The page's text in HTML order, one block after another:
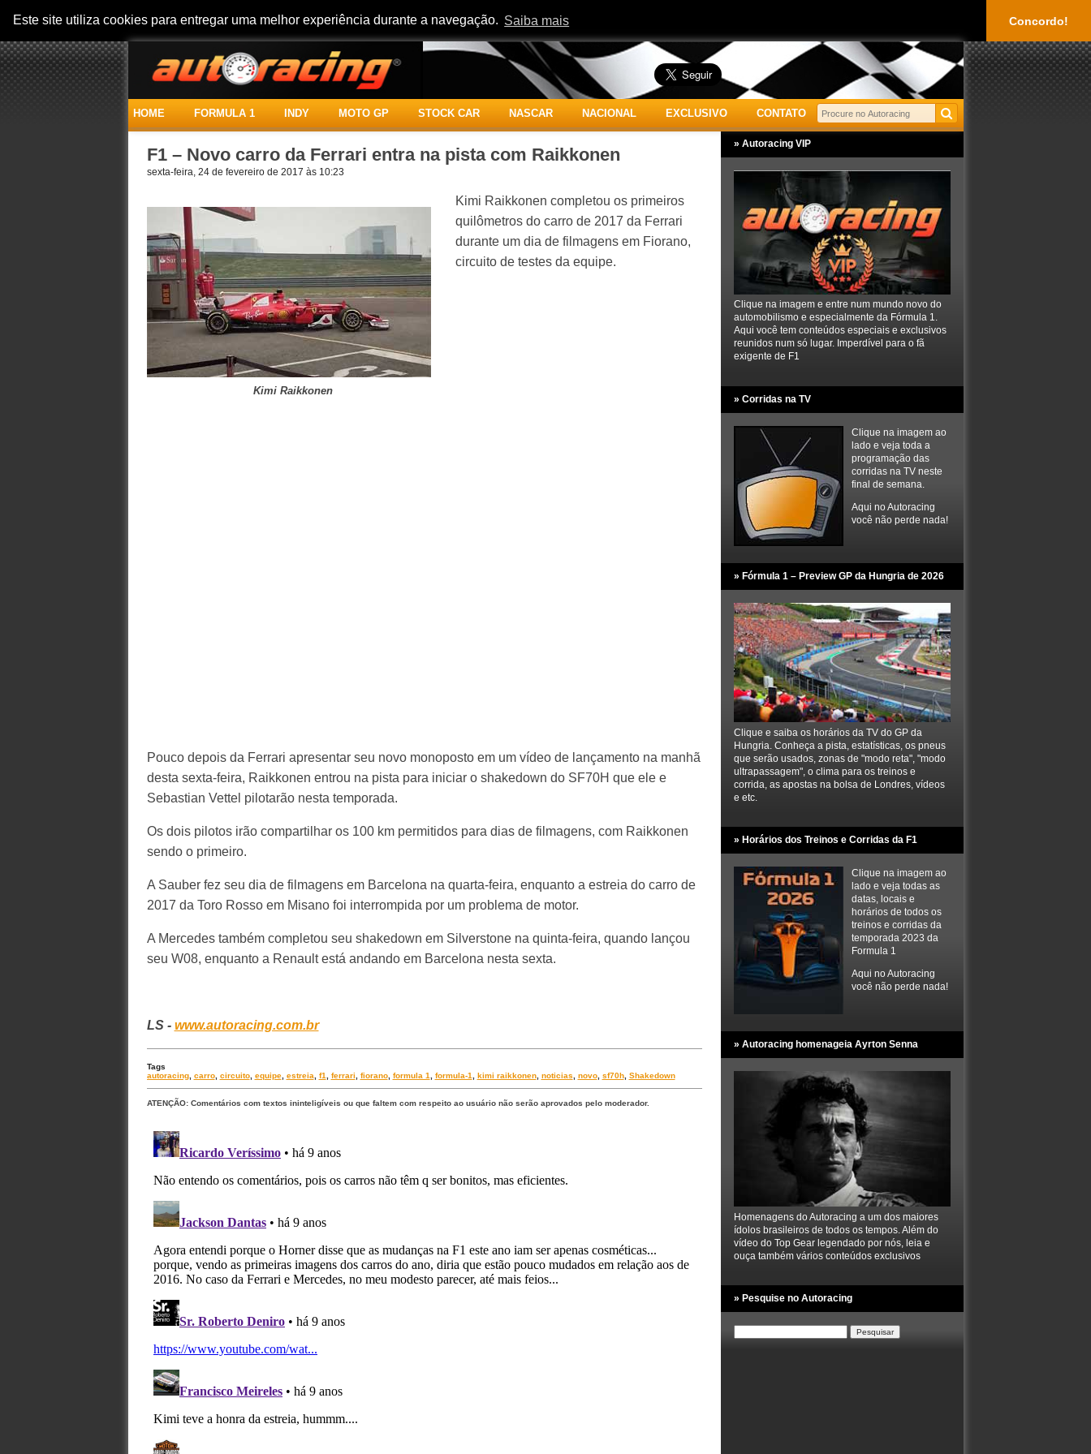
Este site utiliza cookies para entregar uma melhor experiência durante a navegação. Saiba mais Concordo!
HOME FORMULA 1 INDY MOTO GP STOCK CAR NASCAR NACIONAL EXCLUSIVO CONTATO
F1 – Novo carro da Ferrari entra na pista com Raikkonen
sexta-feira, 24 de fevereiro de 2017 às 10:23
Kimi Raikkonen
Kimi Raikkonen completou os primeiros
quilômetros do carro de 2017 da Ferrari
durante um dia de filmagens em Fiorano,
circuito de testes da equipe.
Pouco depois da Ferrari apresentar seu novo monoposto em um vídeo de lançamento na manhã
desta sexta-feira, Raikkonen entrou na pista para iniciar o shakedown do SF70H que ele e
Sebastian Vettel pilotarão nesta temporada.
Os dois pilotos irão compartilhar os 100 km permitidos para dias de filmagens, com Raikkonen
sendo o primeiro.
A Sauber fez seu dia de filmagens em Barcelona na quarta-feira, enquanto a estreia do carro de
2017 da Toro Rosso em Misano foi interrompida por um problema de motor.
A Mercedes também completou seu shakedown em Silverstone na quinta-feira, quando lançou
seu W08, enquanto a Renault está andando em Barcelona nesta sexta.
LS - www.autoracing.com.br
Tags
autoracing, carro, circuito, equipe, estreia f1 ferrari fiorano, formula 1 formula-1 kimi raikkonen, noticias novo, sf70h, Shakedown
ATENÇÃO: Comentários com textos ininteligíveis ou que faltem com respeito ao usuário não serão aprovados pelo moderador.
» Autoracing VIP
Clique na imagem e entre num mundo novo do
automobilismo e especialmente da Fórmula 1.
Aqui você tem conteúdos especiais e exclusivos
reunidos num só lugar. Imperdível para o fã
exigente de F1
» Corridas na TV
Clique na imagem ao
lado e veja toda a
programação das
corridas na TV neste
final de semana.
Aqui no Autoracing
você não perde nada!
» Fórmula 1 – Preview GP da Hungria de 2026
Clique e saiba os horários da TV do GP da
Hungria. Conheça a pista, estatísticas, os pneus
que serão usados, zonas de "modo reta", "modo
ultrapassagem", o clima para os treinos e
corrida, as apostas na bolsa de Londres, vídeos
e etc.
» Horários dos Treinos e Corridas da F1
Clique na imagem ao
lado e veja todas as
datas, locais e
horários de todos os
treinos e corridas da
temporada 2023 da
Formula 1
Aqui no Autoracing
você não perde nada!
» Autoracing homenageia Ayrton Senna
Homenagens do Autoracing a um dos maiores
ídolos brasileiros de todos os tempos. Além do
vídeo do Top Gear legendado por nós, leia e
ouça também vários conteúdos exclusivos
» Pesquise no Autoracing
por: